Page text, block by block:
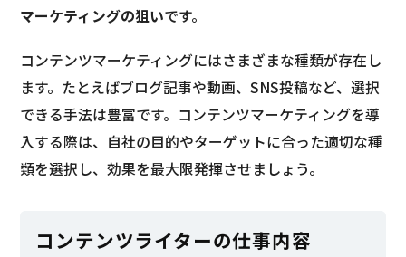
マーケティングの狙いです。
コンテンツマーケティングにはさまざまな種類が存在し
ます。たとえばブログ記事や動画、SNS投稿など、選択
できる手法は豊富です。コンテンツマーケティングを導
入する際は、自社の目的やターゲットに合った適切な種
類を選択し、効果を最大限発揮させましょう。
コンテンツライターの仕事内容